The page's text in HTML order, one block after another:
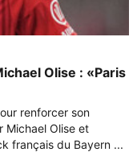
Olise : «Paris
renforcer son
Michael Olise et
français du Bayern ...